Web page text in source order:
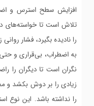
افزایش سطح استرس و
تلاش است تا خواسته‌های
را نادیده بگیرد، فشار
به اضطراب، بی‌قراری و
نگران است تا دیگران را
زیادی را بر دوش بکشد و
را نداشته باشد. این نوع